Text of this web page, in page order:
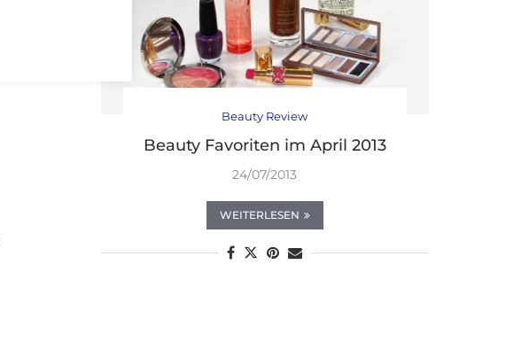
Beauty Review
Beauty Favoriten im April 2013
24/07/2013
WEITERLESEN